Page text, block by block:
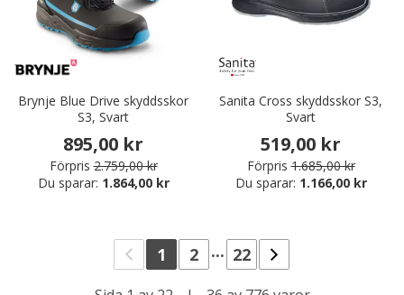
Brynje Blue Drive skyddsskor
S3, Svart
895,00 kr
Förpris 2.759,00 kr
Du sparar: 1.864,00 kr
Sanita Cross skyddsskor S3,
Svart
519,00 kr
Förpris 1.685,00 kr
Du sparar: 1.166,00 kr
1 2 ... 22